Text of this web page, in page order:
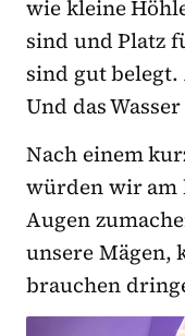
wie kleine
sind und Platz
sind gut
Und das
Nach einem
würden wir am
Augen
unsere Mägen,
brauchen